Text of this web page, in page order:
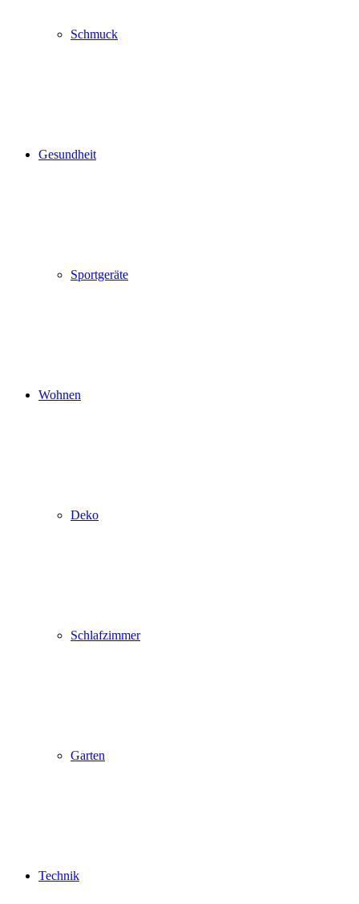
Schmuck
Gesundheit
Sportgeräte
Wohnen
Deko
Schlafzimmer
Garten
Technik